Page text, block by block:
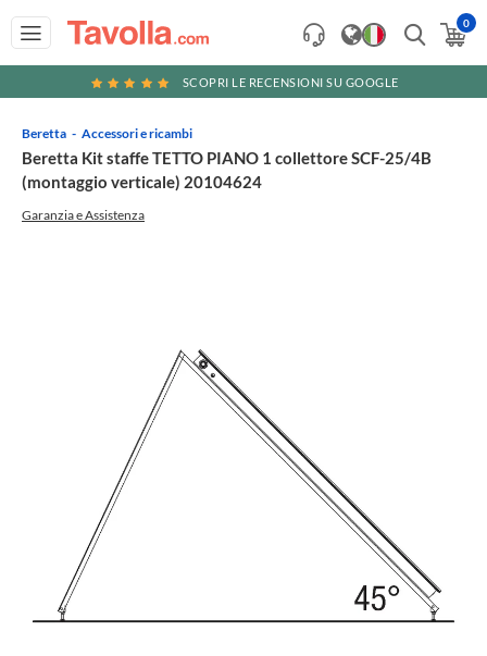
0
SCOPRI LE RECENSIONI SU GOOGLE
Beretta Accessori e ricambi
Beretta Kit staffe TETTO PIANO 1 collettore SCF-25/4B
(montaggio verticale) 20104624
Garanzia e Assistenza